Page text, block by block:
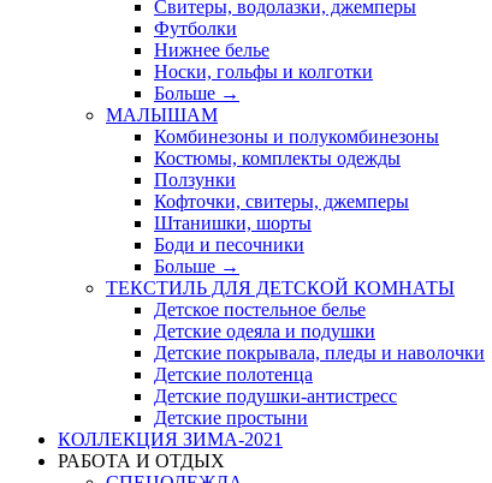
Свитеры, водолазки, джемперы
Футболки
Нижнее белье
Носки, гольфы и колготки
Больше →
МАЛЫШАМ
Комбинезоны и полукомбинезоны
Костюмы, комплекты одежды
Ползунки
Кофточки, свитеры, джемперы
Штанишки, шорты
Боди и песочники
Больше →
ТЕКСТИЛЬ ДЛЯ ДЕТСКОЙ КОМНАТЫ
Детское постельное белье
Детские одеяла и подушки
Детские покрывала, пледы и наволочки
Детские полотенца
Детские подушки-антистресс
Детские простыни
КОЛЛЕКЦИЯ ЗИМА-2021
РАБОТА И ОТДЫХ